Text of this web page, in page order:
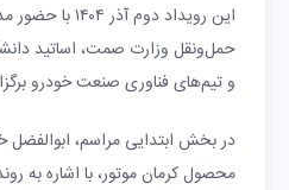
این رویداد دوم
حمل‌ونقل وزارت صمت، اساتید
و تیم‌های فناوری صنعت خودرو
در بخش ابتدایی مراسم، ابوالفضل
محصول کرمان موتور، با اشاره به